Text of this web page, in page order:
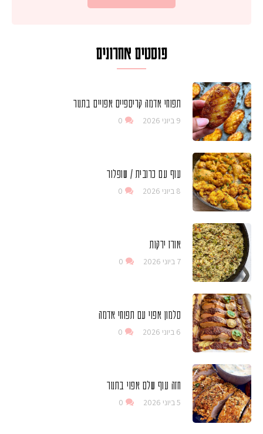
פוסטים אחרונים
תפוחי אדמה קריספיים אפויים בתנור
9 ביוני 2026 0
עוף עם כרובית / שופלור
8 ביוני 2026 0
אורז ירקות
7 ביוני 2026 0
סלמון אפוי עם תפוחי אדמה
6 ביוני 2026 0
חזה עוף שלם אפוי בתנור
5 ביוני 2026 0